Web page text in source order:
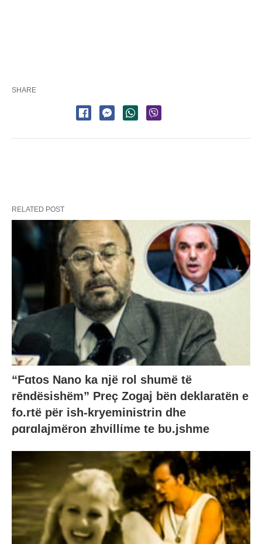
SHARE
RELATED POST
“Fɑtos Nano ka një rol shumë të
rēndësishëm” Preç Zogaj bën deklaratën e
fo.rtë për ish-kryeministrin dhe
ρɑrɑlajmëron ƶhνίllίme te bυ.jshme